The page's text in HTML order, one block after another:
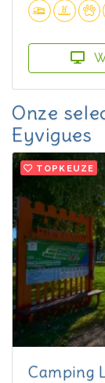
Onze
Eyvigues
TOPKEUZE
Camping